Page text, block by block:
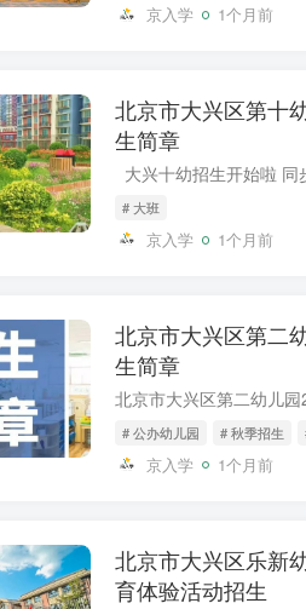
京入学 1个月前
北京市大兴区第十
生简章
# 大班
京入学 1个月前
北京市大兴区第二
生简章
# 公办幼儿园 # 秋季招生
京入学 1个月前
北京市大兴区乐新
育体验活动招生